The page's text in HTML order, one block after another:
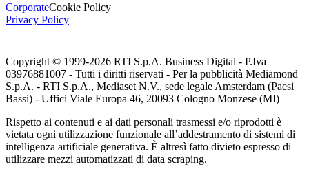
CorporateCookie Policy
Privacy Policy
Copyright © 1999-2026 RTI S.p.A. Business Digital - P.Iva
03976881007 - Tutti i diritti riservati - Per la pubblicità Mediamond
S.p.A. - RTI S.p.A., Mediaset N.V., sede legale Amsterdam (Paesi
Bassi) - Uffici Viale Europa 46, 20093 Cologno Monzese (MI)
Rispetto ai contenuti e ai dati personali trasmessi e/o riprodotti è
vietata ogni utilizzazione funzionale all’addestramento di sistemi di
intelligenza artificiale generativa. È altresì fatto divieto espresso di
utilizzare mezzi automatizzati di data scraping.